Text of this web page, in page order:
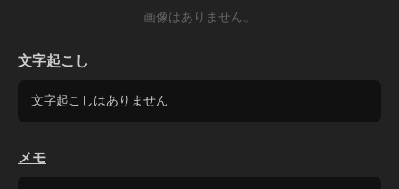
画像はありません。
文字起こし
文字起こしはありません
メモ